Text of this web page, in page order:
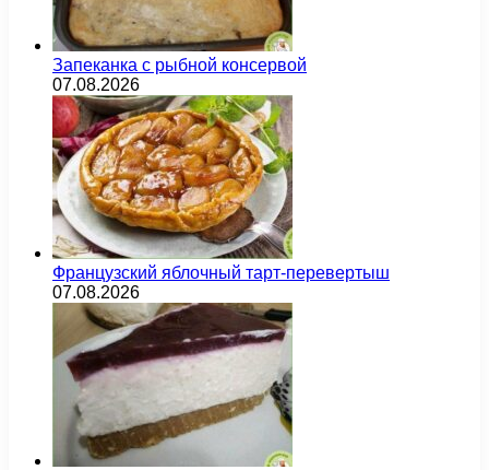
Запеканка с рыбной консервой
07.08.2026
Французский яблочный тарт-перевертыш
07.08.2026